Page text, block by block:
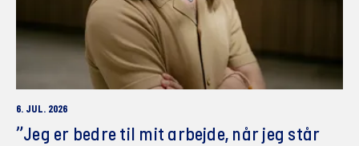
6. JUL. 2026
”Jeg er bedre til mit arbejde, når jeg står